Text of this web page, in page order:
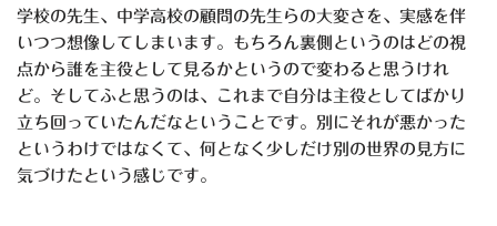
学校の先生、中学高校の顧問の先生らの大変さを、実感を伴
いつつ想像してしまいます。もちろん裏側というのはどの視
点から誰を主役として見るかというので変わると思うけれ
ど。そしてふと思うのは、これまで自分は主役としてばかり
立ち回っていたんだなということです。別にそれが悪かった
というわけではなくて、何となく少しだけ別の世界の見方に
気づけたという感じです。